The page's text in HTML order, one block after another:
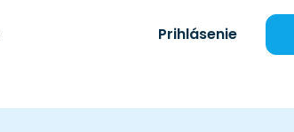
Prihlásenie